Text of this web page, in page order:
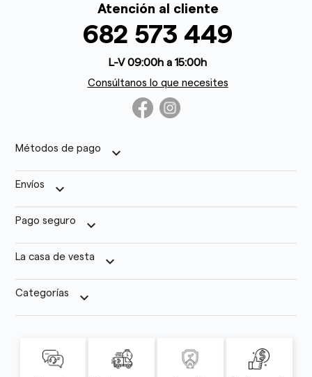
Atención al cliente
682 573 449
L-V 09:00h a 15:00h
Consúltanos lo que necesites
Métodos de pago keyboard_arrow_down
Envíos keyboard_arrow_down
Pago seguro keyboard_arrow_down
La casa de vesta keyboard_arrow_down
Categorías keyboard_arrow_down